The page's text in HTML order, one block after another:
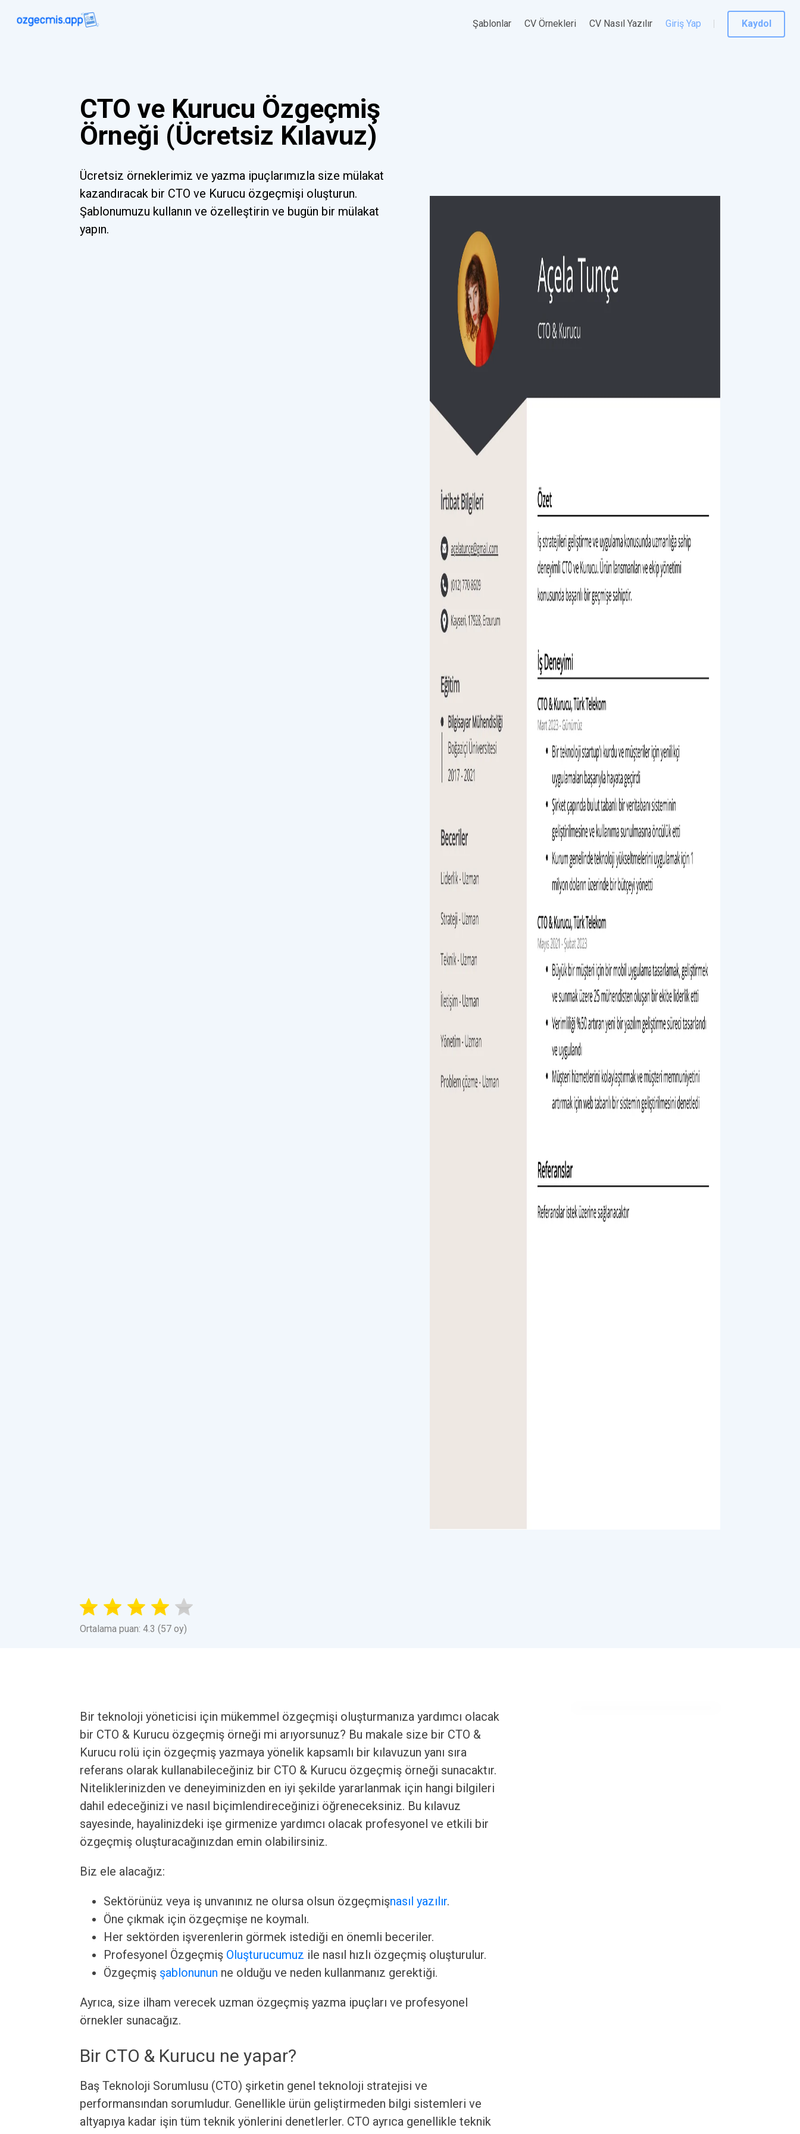
Şablonlar CV Örnekleri CV Nasıl Yazılır Giriş Yap Kaydol
CTO ve Kurucu Özgeçmiş
Örneği (Ücretsiz Kılavuz)
Ücretsiz örneklerimiz ve yazma ipuçlarımızla size mülakat
kazandıracak bir CTO ve Kurucu özgeçmişi oluşturun.
Şablonumuzu kullanın ve özelleştirin ve bugün bir mülakat
yapın.
Ortalama puan: 4.3 (57 oy)
Bir teknoloji yöneticisi için mükemmel özgeçmişi oluşturmanıza yardımcı olacak
bir CTO & Kurucu özgeçmiş örneği mi arıyorsunuz? Bu makale size bir CTO &
Kurucu rolü için özgeçmiş yazmaya yönelik kapsamlı bir kılavuzun yanı sıra
referans olarak kullanabileceğiniz bir CTO & Kurucu özgeçmiş örneği sunacaktır.
Niteliklerinizden ve deneyiminizden en iyi şekilde yararlanmak için hangi bilgileri
dahil edeceğinizi ve nasıl biçimlendireceğinizi öğreneceksiniz. Bu kılavuz
sayesinde, hayalinizdeki işe girmenize yardımcı olacak profesyonel ve etkili bir
özgeçmiş oluşturacağınızdan emin olabilirsiniz.
Biz ele alacağız:
Sektörünüz veya iş unvanınız ne olursa olsun özgeçmişnasıl yazılır.
Öne çıkmak için özgeçmişe ne koymalı.
Her sektörden işverenlerin görmek istediği en önemli beceriler.
Profesyonel Özgeçmiş Oluşturucumuz ile nasıl hızlı özgeçmiş oluşturulur.
Özgeçmiş şablonunun ne olduğu ve neden kullanmanız gerektiği.
Ayrıca, size ilham verecek uzman özgeçmiş yazma ipuçları ve profesyonel
örnekler sunacağız.
Bir CTO & Kurucu ne yapar?
Baş Teknoloji Sorumlusu (CTO) şirketin genel teknoloji stratejisi ve
performansından sorumludur. Genellikle ürün geliştirmeden bilgi sistemleri ve
altyapıya kadar işin tüm teknik yönlerini denetlerler. CTO ayrıca genellikle teknik